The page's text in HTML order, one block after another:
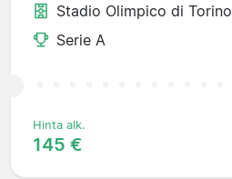
Stadio Olimpico di Torino
Serie A
Hinta alk.
145 €